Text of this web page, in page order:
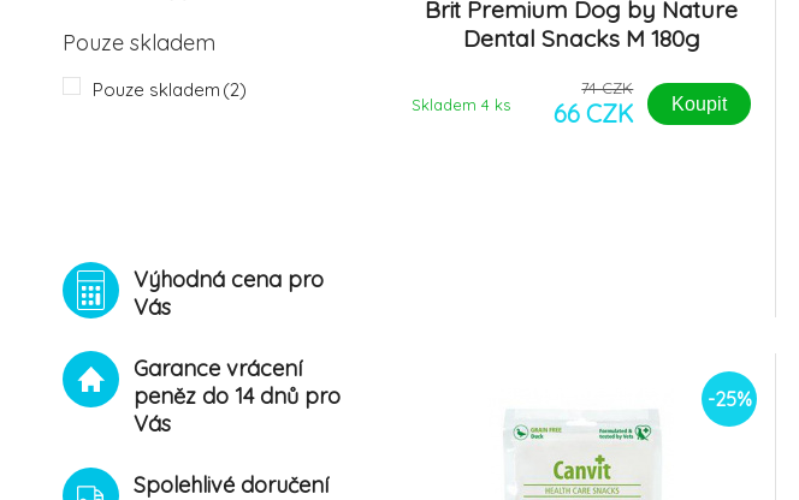
Pouze skladem
Pouze skladem (2)
Výhodná cena pro
Vás
Garance vrácení
peněz do 14 dnů pro
Vás
Spolehlivé doručení
Brit Premium Dog by Nature
Dental Snacks M 180g
Skladem 4 ks
74 CZK
66 CZK Koupit
-25%